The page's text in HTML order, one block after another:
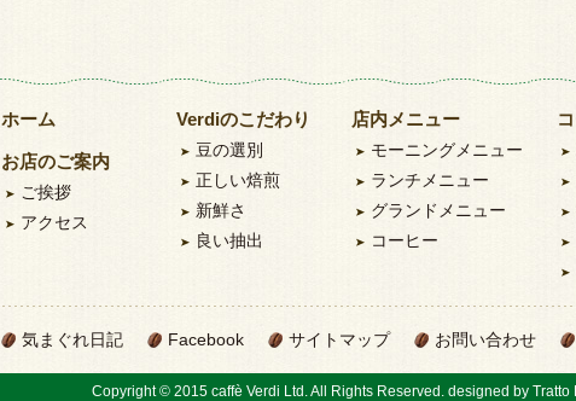
ホーム
お店のご案内
ご挨拶
アクセス
Verdiのこだわり
豆の選別
正しい焙煎
新鮮さ
良い抽出
店内メニュー
モーニングメニュー
ランチメニュー
グランドメニュー
コーヒー
気まぐれ日記 Facebook サイトマップ お問い合わせ
Copyright © 2015 caffè Verdi Ltd. All Rights Reserved. designed by Tratto